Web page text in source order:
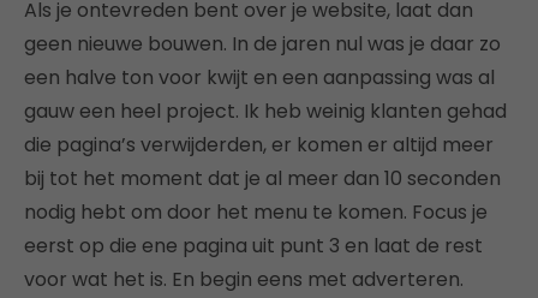
Als je ontevreden bent over je website, laat dan
geen nieuwe bouwen. In de jaren nul was je daar zo
een halve ton voor kwijt en een aanpassing was al
gauw een heel project. Ik heb weinig klanten gehad
die pagina’s verwijderden, er komen er altijd meer
bij tot het moment dat je al meer dan 10 seconden
nodig hebt om door het menu te komen. Focus je
eerst op die ene pagina uit punt 3 en laat de rest
voor wat het is. En begin eens met adverteren.